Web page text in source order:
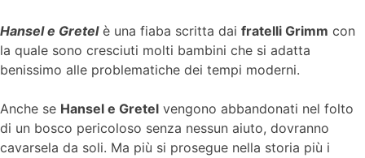
Hansel e Gretel è una fiaba scritta dai fratelli Grimm con
la quale sono cresciuti molti bambini che si adatta
benissimo alle problematiche dei tempi moderni.
Anche se Hansel e Gretel vengono abbandonati nel folto
di un bosco pericoloso senza nessun aiuto, dovranno
cavarsela da soli. Ma più si prosegue nella storia più i